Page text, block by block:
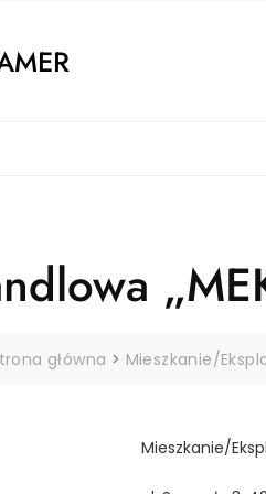
główna > Mieszkanie/
Mieszkanie/